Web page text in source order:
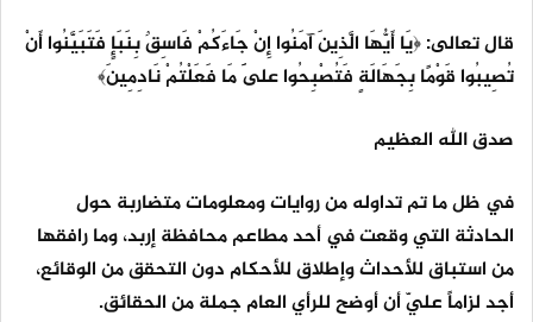
قال تعالى: ﴿يَا أَيُّهَا الَّذِينَ آمَنُوا إِنْ جَاءَكُمْ فَاسِقٌ بِنَبَإٍ فَتَبَيَّنُوا أَنْ
تُصِيبُوا قَوْمًا بِجَهَالَةٍ فَتُصْبِحُوا عَلَى مَا فَعَلْتُمْ نَادِمِينَ﴾
صدق الله العظيم
في ظل ما تم تداوله من روايات ومعلومات متضاربة حول
الحادثة التي وقعت في أحد مطاعم محافظة إربد، وما رافقها
من استباق للأحداث وإطلاق للأحكام دون التحقق من الوقائع،
أجد لزاماً عليّ أن أوضح للرأي العام جملة من الحقائق.